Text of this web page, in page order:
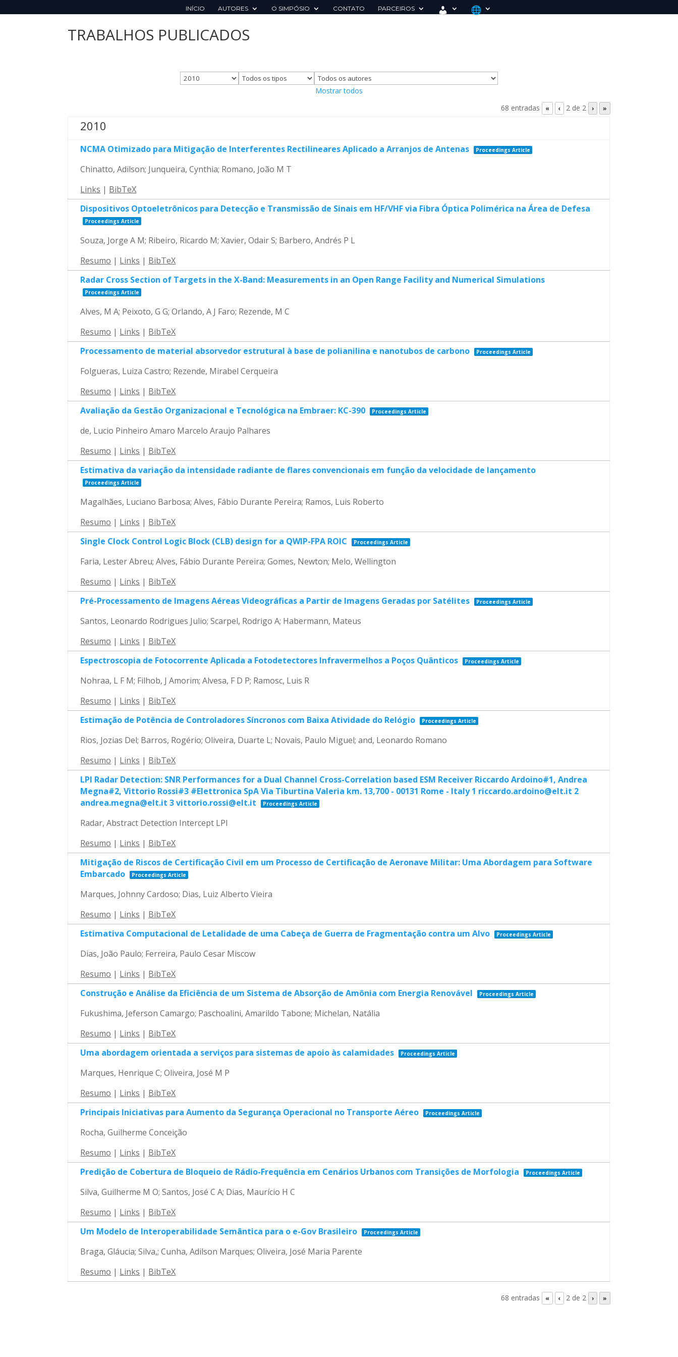
INÍCIO AUTORES O SIMPÓSIO CONTATO PARCEIROS
TRABALHOS PUBLICADOS
Mostrar todos
68 entradas
« ‹ 2 de 2 › »
2010
NCMA Otimizado para Mitigação de Interferentes Rectilineares Aplicado a Arranjos de Antenas Proceedings Article
Chinatto, Adilson; Junqueira, Cynthia; Romano, João M T
Links | BibTeX
Dispositivos Optoeletrônicos para Detecção e Transmissão de Sinais em HF/VHF via Fibra Óptica Polimérica na Área de Defesa
Proceedings Article
Souza, Jorge A M; Ribeiro, Ricardo M; Xavier, Odair S; Barbero, Andrés P L
Resumo | Links | BibTeX
Radar Cross Section of Targets in the X-Band: Measurements in an Open Range Facility and Numerical Simulations
Proceedings Article
Alves, M A; Peixoto, G G; Orlando, A J Faro; Rezende, M C
Resumo | Links | BibTeX
Processamento de material absorvedor estrutural à base de polianilina e nanotubos de carbono
Proceedings Article
Folgueras, Luiza Castro; Rezende, Mirabel Cerqueira
Resumo | Links | BibTeX
Avaliação da Gestão Organizacional e Tecnológica na Embraer: KC-390
Proceedings Article
de, Lucio Pinheiro Amaro Marcelo Araujo Palhares
Resumo | Links | BibTeX
Estimativa da variação da intensidade radiante de flares convencionais em função da velocidade de lançamento
Proceedings Article
Magalhães, Luciano Barbosa; Alves, Fábio Durante Pereira; Ramos, Luis Roberto
Resumo | Links | BibTeX
Single Clock Control Logic Block (CLB) design for a QWIP-FPA ROIC
Proceedings Article
Faria, Lester Abreu; Alves, Fábio Durante Pereira; Gomes, Newton; Melo, Wellington
Resumo | Links | BibTeX
Pré-Processamento de Imagens Aéreas Videográficas a Partir de Imagens Geradas por Satélites
Proceedings Article
Santos, Leonardo Rodrigues Julio; Scarpel, Rodrigo A; Habermann, Mateus
Resumo | Links | BibTeX
Espectroscopia de Fotocorrente Aplicada a Fotodetectores Infravermelhos a Poços Quânticos
Proceedings Article
Nohraa, L F M; Filhob, J Amorim; Alvesa, F D P; Ramosc, Luis R
Resumo | Links | BibTeX
Estimação de Potência de Controladores Síncronos com Baixa Atividade do Relógio
Proceedings Article
Rios, Jozias Del; Barros, Rogério; Oliveira, Duarte L; Novais, Paulo Miguel; and, Leonardo Romano
Resumo | Links | BibTeX
LPI Radar Detection: SNR Performances for a Dual Channel Cross-Correlation based ESM Receiver Riccardo Ardoino#1, Andrea
Megna#2, Vittorio Rossi#3 #Elettronica SpA Via Tiburtina Valeria km. 13,700 - 00131 Rome - Italy 1 riccardo.ardoino@elt.it 2
andrea.megna@elt.it 3 vittorio.rossi@elt.it
Proceedings Article
Radar, Abstract Detection Intercept LPI
Resumo | Links | BibTeX
Mitigação de Riscos de Certificação Civil em um Processo de Certificação de Aeronave Militar: Uma Abordagem para Software
Embarcado
Proceedings Article
Marques, Johnny Cardoso; Dias, Luiz Alberto Vieira
Resumo | Links | BibTeX
Estimativa Computacional de Letalidade de uma Cabeça de Guerra de Fragmentação contra um Alvo
Proceedings Article
Dias, João Paulo; Ferreira, Paulo Cesar Miscow
Resumo | Links | BibTeX
Construção e Análise da Eficiência de um Sistema de Absorção de Amônia com Energia Renovável
Proceedings Article
Fukushima, Jeferson Camargo; Paschoalini, Amarildo Tabone; Michelan, Natália
Resumo | Links | BibTeX
Uma abordagem orientada a serviços para sistemas de apoio às calamidades
Proceedings Article
Marques, Henrique C; Oliveira, José M P
Resumo | Links | BibTeX
Principais Iniciativas para Aumento da Segurança Operacional no Transporte Aéreo
Proceedings Article
Rocha, Guilherme Conceição
Resumo | Links | BibTeX
Predição de Cobertura de Bloqueio de Rádio-Frequência em Cenários Urbanos com Transições de Morfologia
Proceedings Article
Silva, Guilherme M O; Santos, José C A; Dias, Maurício H C
Resumo | Links | BibTeX
Um Modelo de Interoperabilidade Semântica para o e-Gov Brasileiro
Proceedings Article
Braga, Gláucia; Silva,; Cunha, Adilson Marques; Oliveira, José Maria Parente
Resumo | Links | BibTeX
68 entradas « ‹ 2 de 2 › »